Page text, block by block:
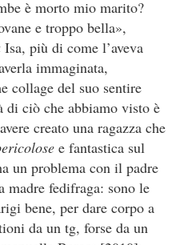
è morto mio marito?
e troppo bella»,
Isa, più di come l’aveva
immaginata,
collage del suo sentire
di ciò che abbiamo visto è
creato una ragazza che
e fantastica sul
un problema con il padre
madre fedifraga: sono le
bene, per dare corpo a
da un tg, forse da un